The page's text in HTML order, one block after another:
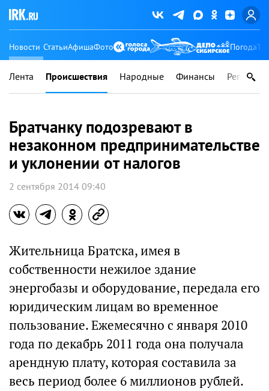
Новости СтатьиАфишаФото Погода
Лента Происшествия Народные Финансы Регионы
Братчанку подозревают в
незаконном предпринимательстве
и уклонении от налогов
2 сентября 2014 09:40
Жительница Братска, имея в
собственности нежилое здание
энергобазы и оборудование, передала его
юридическим лицам во временное
пользование. Ежемесячно с января 2010
года по декабрь 2011 года она получала
арендную плату, которая составила за
весь период более 6 миллионов рублей.